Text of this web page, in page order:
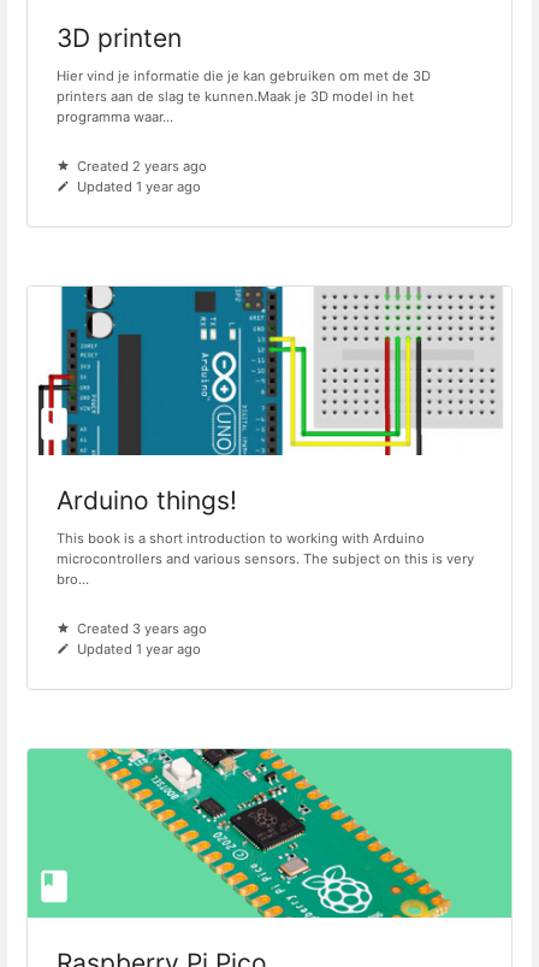
3D printen
Hier vind je informatie die je kan gebruiken om met de 3D
printers aan de slag te kunnen.Maak je 3D model in het
programma waar...
Created 2 years ago
Updated 1 year ago
Arduino things!
This book is a short introduction to working with Arduino
microcontrollers and various sensors. The subject on this is very
bro...
Created 3 years ago
Updated 1 year ago